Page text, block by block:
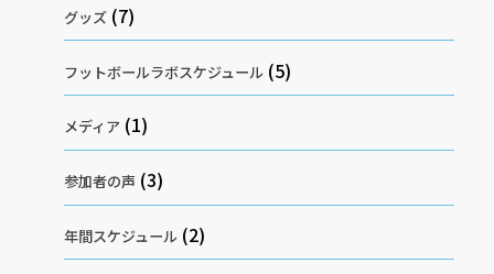
グッズ (7)
フットボールラボスケジュール (5)
メディア (1)
参加者の声 (3)
年間スケジュール (2)